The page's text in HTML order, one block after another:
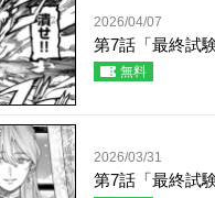
2026/04/07
第7話「最終試
無料
2026/03/31
第7話「最終試